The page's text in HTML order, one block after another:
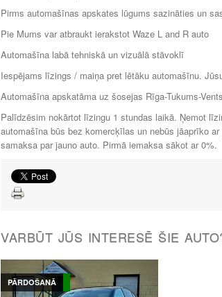
Pirms automašīnas apskates lūgums sazināties un
Pie Mums var atbraukt ierakstot Waze L and R auto
Automašīna labā tehniskā un vizuālā stāvoklī
Iespējams līzings / maiņa pret lētāku automašīnu.
Automašīna apskatāma uz šosejas Rīga-Tukums-
Palīdzēsim nokārtot līzingu 1 stundas laikā. Ņemot
automašīna būs bez komercķīlas un nebūs jāaprīko
samaksa par jauno auto. Pirmā iemaksa sākot ar 0%.
VARBŪT JŪS INTERESĒ ŠIE
PĀRDOŠANĀ